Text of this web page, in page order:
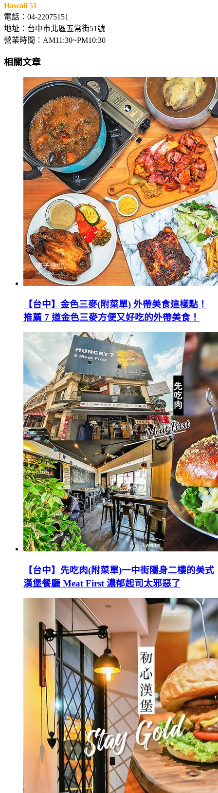
Hawaii 51
電話：04-22075151
地址：台中市北區五常街51號
營業時間：AM11:30~PM10:30
相關文章
【台中】金色三麥(附菜單) 外帶美食這樣點！
推薦 7 道金色三麥方便又好吃的外帶美食！
【台中】先吃肉(附菜單)一中街隱身二樓的美式
漢堡餐廳 Meat First 濃郁起司太邪惡了